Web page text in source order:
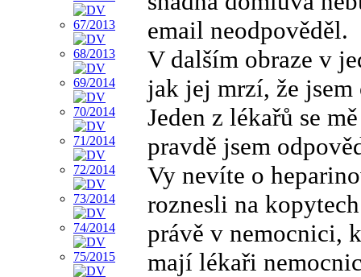
email neodpověděl.
V dalším obraze v
jak jej mrzí, že
Jeden z lékařů se
pravdě jsem
Vy nevíte o
roznesli na
právě v nemocnici,
mají lékaři